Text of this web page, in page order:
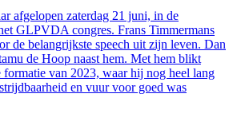
afgelopen zaterdag 21 juni, in de
GLPVDA congres. Frans Timmermans
de belangrijkste speech uit zijn leven. Dan
de Hoop naast hem. Met hem blikt
formatie van 2023, waar hij nog heel lang
en vuur voor goed was